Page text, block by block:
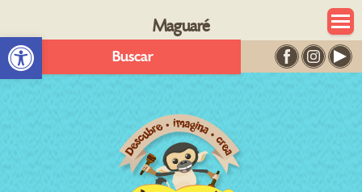
Abrir barra de herramientas
Maguaré
Buscar